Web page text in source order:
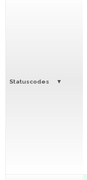
Statuscodes